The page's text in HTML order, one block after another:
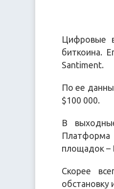
Цифровые
биткоина.
Santiment.
По ее
$100 000.
В
Платформа
площадок –
Скорее
обстановку